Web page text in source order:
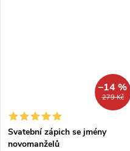
279 Kč
–14 %
Svatební zápich se jmény
novomanželů